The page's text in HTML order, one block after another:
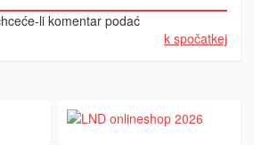
li komentar podać
k spočatkej